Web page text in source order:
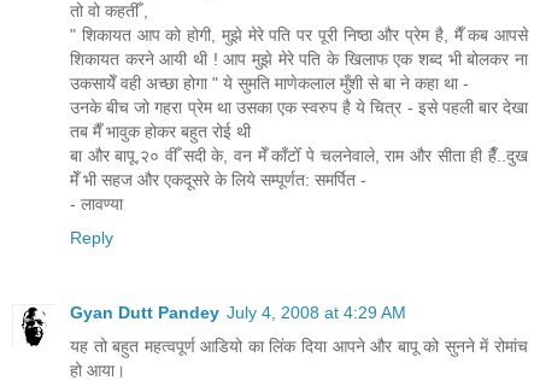
तो वो कहतीँ ,
" शिकायत आप को होगी, मुझे मेरे पति पर पूरी निष्ठा और प्रेम है, मैँ कब आपसे
शिकायत करने आयी थी ! आप मुझे मेरे पति के खिलाफ एक शब्द भी बोलकर ना
उकसायेँ वही अच्छा होगा " ये सुमति माणेकलाल मुँशी से बा ने कहा था -
उनके बीच जो गहरा प्रेम था उसका एक स्वरुप है ये चित्र - इसे पहली बार देखा
तब मैँ भावुक होकर बहुत रोई थी
बा और बापू,२० वीँ सदी के, वन मेँ काँटोँ पे चलनेवाले, राम और सीता ही हैँ..दुख
मेँ भी सहज और एकदूसरे के लिये सम्पूर्णत: समर्पित -
- लावण्या
Reply
Gyan Dutt Pandey July 4, 2008 at 4:29 AM
यह तो बहुत महत्वपूर्ण आडियो का लिंक दिया आपने और बापू को सुनने में रोमांच
हो आया।